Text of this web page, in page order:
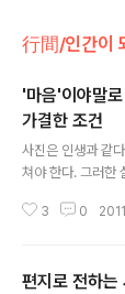
'마음'이야말
가결한 조건
사진은 인생과 같
쳐야 한다. 그러한
기억으로는 카파의
패하지 않는 방법'
3 0
편지로 전하는